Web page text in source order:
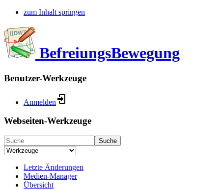
zum Inhalt springen
BefreiungsBewegung
Benutzer-Werkzeuge
Anmelden
Webseiten-Werkzeuge
Suche
Letzte Änderungen
Medien-Manager
Übersicht